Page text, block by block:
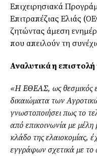
Επιχειρησιακά
Επιτραπέζιας Ελιάς
ζητώντας άμεση
που απειλούν τη
Αναλυτικά η
«Η ΕΘΕΑΣ, ως θεσμικός
δικαιώματα των
γνωστοποιήσει πως το
από επικοινωνία με
κλάδο της ελαιοκομίας,
εγγράφων σχετικά με το